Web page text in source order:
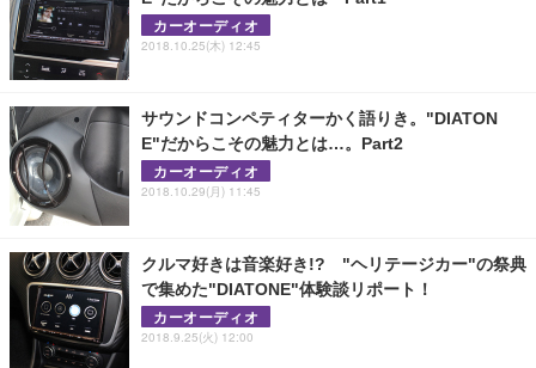
カーオーディオ
2018.10.25(木) 12:45
サウンドコンペティターかく語りき。"DIATON
E"だからこその魅力とは…。Part2
カーオーディオ
2018.10.29(月) 11:45
クルマ好きは音楽好き!? "ヘリテージカー"の祭典
で集めた"DIATONE"体験談リポート！
カーオーディオ
2018.9.25(火) 12:00